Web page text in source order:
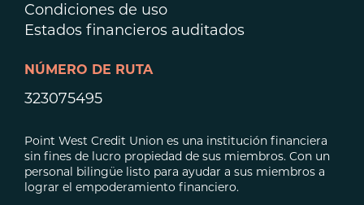
Condiciones de uso
Estados financieros auditados
NÚMERO DE RUTA
323075495
Point West Credit Union es una institución financiera
sin fines de lucro propiedad de sus miembros. Con un
personal bilingüe listo para ayudar a sus miembros a
lograr el empoderamiento financiero.